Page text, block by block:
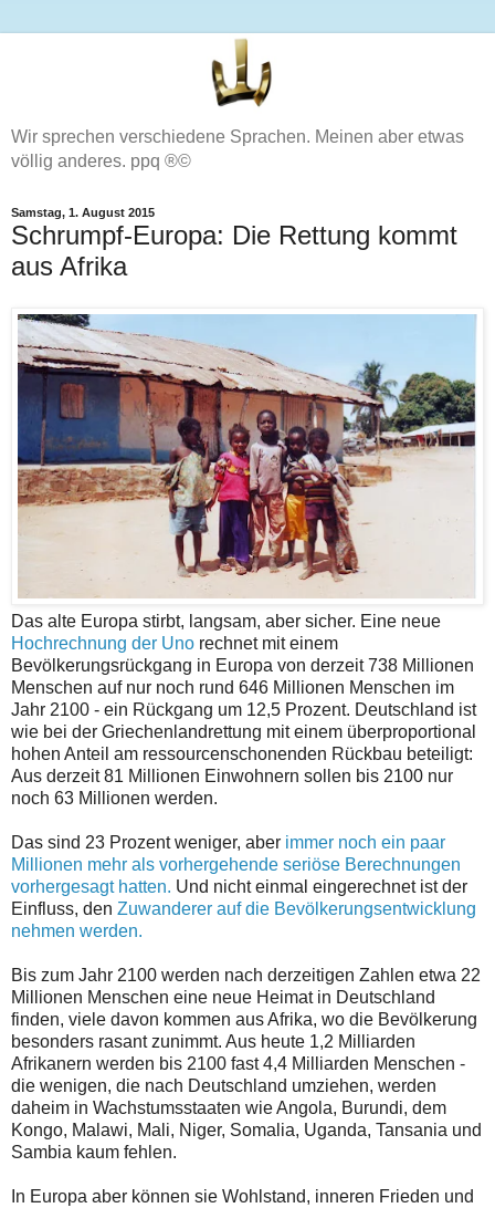
Wir sprechen verschiedene Sprachen. Meinen aber etwas
völlig anderes. ppq ®©
Samstag, 1. August 2015
Schrumpf-Europa: Die Rettung kommt
aus Afrika
Das alte Europa stirbt, langsam, aber sicher. Eine neue
Hochrechnung der Uno rechnet mit einem
Bevölkerungsrückgang in Europa von derzeit 738 Millionen
Menschen auf nur noch rund 646 Millionen Menschen im
Jahr 2100 - ein Rückgang um 12,5 Prozent. Deutschland ist
wie bei der Griechenlandrettung mit einem überproportional
hohen Anteil am ressourcenschonenden Rückbau beteiligt:
Aus derzeit 81 Millionen Einwohnern sollen bis 2100 nur
noch 63 Millionen werden.
Das sind 23 Prozent weniger, aber immer noch ein paar
Millionen mehr als vorhergehende seriöse Berechnungen
vorhergesagt hatten. Und nicht einmal eingerechnet ist der
Einfluss, den Zuwanderer auf die Bevölkerungsentwicklung
nehmen werden.
Bis zum Jahr 2100 werden nach derzeitigen Zahlen etwa 22
Millionen Menschen eine neue Heimat in Deutschland
finden, viele davon kommen aus Afrika, wo die Bevölkerung
besonders rasant zunimmt. Aus heute 1,2 Milliarden
Afrikanern werden bis 2100 fast 4,4 Milliarden Menschen -
die wenigen, die nach Deutschland umziehen, werden
daheim in Wachstumsstaaten wie Angola, Burundi, dem
Kongo, Malawi, Mali, Niger, Somalia, Uganda, Tansania und
Sambia kaum fehlen.
In Europa aber können sie Wohlstand, inneren Frieden und